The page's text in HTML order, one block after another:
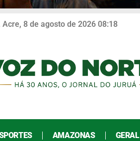
8 de agosto de 2026 08:18
AMAZONAS GERAL